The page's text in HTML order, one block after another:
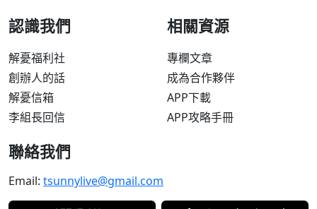
認識我們
解憂福利社
創辦人的話
解憂信箱
李組長回信
相關資源
專欄文章
成為合作夥伴
APP下載
APP攻略手冊
聯絡我們
Email: tsunnylive@gmail.com